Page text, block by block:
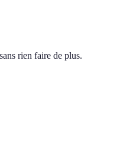
rien faire de plus.